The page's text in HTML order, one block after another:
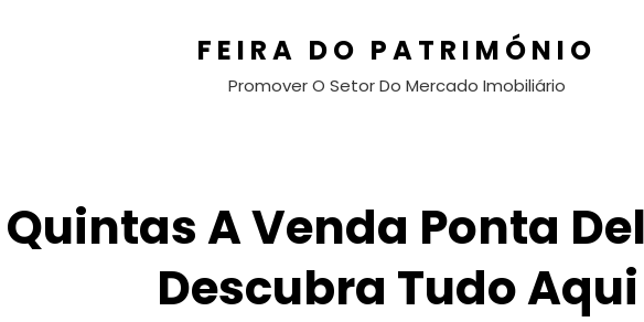
FEIRA DO PATRIMÓNIO
Promover O Setor Do Mercado Imobiliário
Quintas A Venda Ponta
Descubra Tudo Aqui